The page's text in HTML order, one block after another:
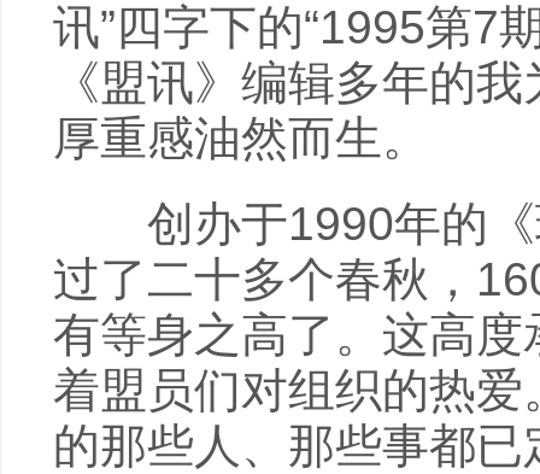
讯”四字下的“1995第7
《盟讯》编辑多年的
厚重感油然而生。
创办于1990年的《
过了二十多个春秋，
有等身之高了。这高
着盟员们对组织的热
的那些人、那些事都